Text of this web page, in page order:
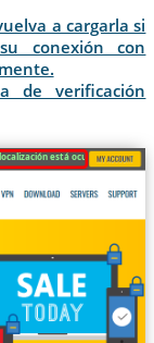
a cargarla si
conexión con
de verificación
está oculta!